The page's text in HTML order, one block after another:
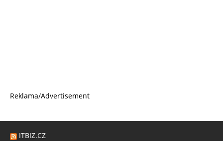
Reklama/Advertisement
ITBIZ.CZ